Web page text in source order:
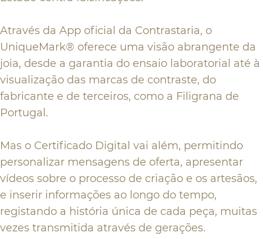
Através da App oficial da Contrastaria, o
UniqueMark® oferece uma visão abrangente da
joia, desde a garantia do ensaio laboratorial até à
visualização das marcas de contraste, do
fabricante e de terceiros, como a Filigrana de
Portugal.
Mas o Certificado Digital vai além, permitindo
personalizar mensagens de oferta, apresentar
vídeos sobre o processo de criação e os artesãos,
e inserir informações ao longo do tempo,
registando a história única de cada peça, muitas
vezes transmitida através de gerações.